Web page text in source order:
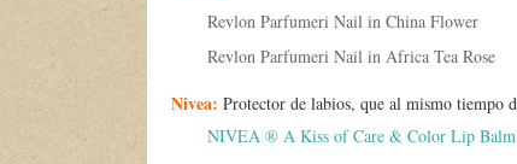
Revlon Parfumeri Nail in China Flower
Revlon Parfumeri Nail in Africa Tea Rose
Nivea: Protector de labios, que al mismo tiempo
NIVEA ® A Kiss of Care & Color Lip Balm